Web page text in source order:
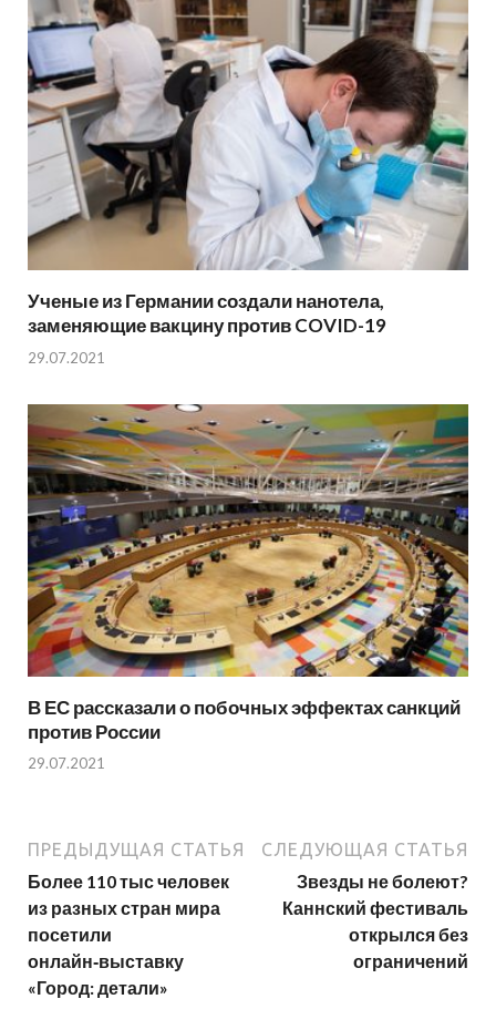
Ученые из Германии создали нанотела,
заменяющие вакцину против COVID-19
29.07.2021
В ЕС рассказали о побочных эффектах санкций
против России
29.07.2021
ПРЕДЫДУЩАЯ СТАТЬЯ
Более 110 тыс человек
из разных стран мира
посетили
онлайн‑выставку
«Город: детали»
СЛЕДУЮЩАЯ СТАТЬЯ
Звезды не болеют?
Каннский фестиваль
открылся без
ограничений